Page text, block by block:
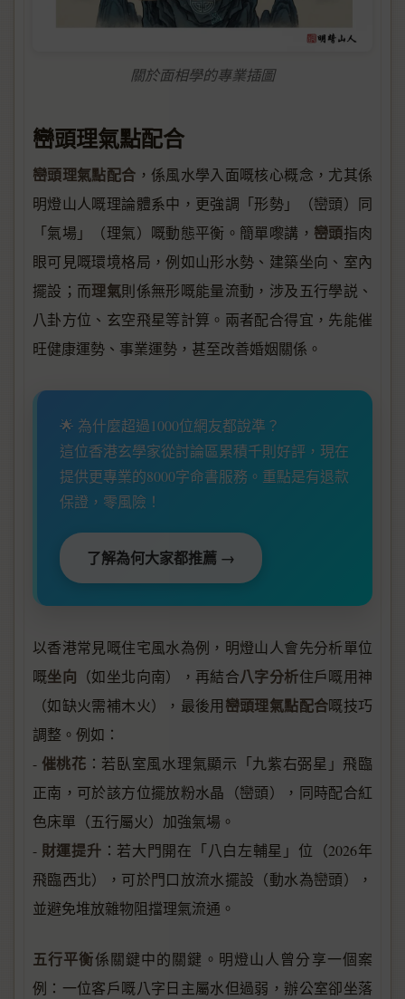
關於面相學的專業插圖
巒頭理氣點配合
巒頭理氣點配合 ，係風水學入面嘅核心概念，尤其係
明燈山人嘅理論體系中，更強調「形勢」（巒頭）同
「氣場」（理氣）嘅動態平衡。簡單嚟講， 巒頭指肉
眼可見嘅環境格局，例如山形水勢、建築坐向、室內
擺設；而理氣則係無形嘅能量流動，涉及五行學説、
八卦方位、玄空飛星等計算。兩者配合得宜，先能催
旺健康運勢、事業運勢，甚至改善婚姻關係。
🌟 為什麼超過1000位網友都說準？
這位香港玄學家從討論區累積千則好評，現在
提供更專業的8000字命書服務。重點是有退款
保證，零風險！
了解為何大家都推薦 →
以香港常見嘅住宅風水為例，明燈山人會先分析單位
嘅坐向 （如坐北向南），再結合八字分析住戶嘅用神
（如缺火需補木火），最後用巒頭理氣點配合嘅技巧
調整。例如：
- 催桃花 ：若臥室風水理氣顯示「九紫右弼星」飛臨
正南，可於該方位擺放粉水晶（巒頭），同時配合紅
色床單（五行屬火）加強氣場。
- 財運提升 ：若大門開在「八白左輔星」位（2026年
飛臨西北），可於門口放流水擺設（動水為巒頭），
並避免堆放雜物阻擋理氣流通。
五行平衡係關鍵中的關鍵。明燈山人曾分享一個案
例：一位客戶嘅八字日主屬水但過弱，辦公室卻坐落